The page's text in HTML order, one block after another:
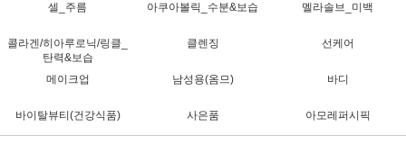
셀_주름 아쿠아볼릭_수분&보습 멜라솔브_미백
콜라겐/히아루로닉/링클_
탄력&보습
클렌징 선케어
메이크업 남성용(옴므) 바디
바이탈뷰티(건강식품) 사은품 아모레퍼시픽